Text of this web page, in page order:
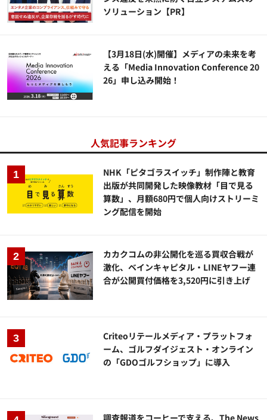
ソリューション​【PR】
【3月18日(水)開催】メディアの未来を考
える「Media Innovation Conference 20
26」申し込み開始！
人気記事ランキング
NHK「ピタゴラスイッチ」制作陣と教育
出版が共同開発した映像教材「目で見る
算数」、月額680円で個人向けストリーミ
ング配信を開始
カカクコムの非公開化を巡る買収合戦が
激化、ベインキャピタル・LINEヤフー連
合が公開買付価格を3,520円に引き上げ
Criteoリテールメディア・プラットフォ
ーム、ゴルフダイジェスト・オンライン
の「GDOゴルフショップ」に導入
調査報道をコーヒーで支える、The News